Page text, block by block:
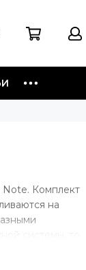
Note. Комплект
на
системы, то
гладкая